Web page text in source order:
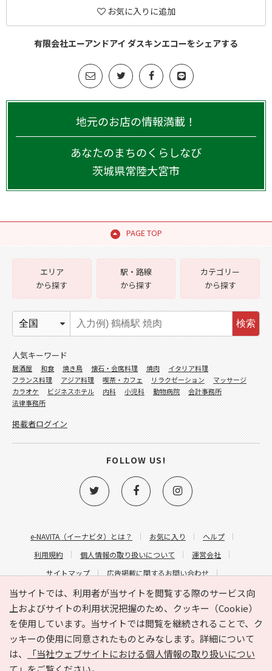
お気に入りに追加
有限会社エーアンドアイ ダスキンエコーをシェアする
地元のお店の情報満載！
あなたのまちのくらしなび
茨城県常陸大宮市
PAGE TOP
当サイトでは、利用者が当サイトを閲覧する際のサービス向
上およびサイトの利用状況把握のため、クッキー（Cookie）
を使用しています。当サイトでは閲覧を継続されることで、ク
ッキーの使用に同意されたものとみなします。詳細について
は、
「当社ウェブサイトにおける個人情報の取り扱いについ
e-NAVITA（イーナビタ）とは？ お気に入り
ヘルプ
利用規約
個人情報の取り扱いについて
運営会社
サイトマップ
広告掲載に関するお問い合わせ
サイトの内容に関するお問い合わせ
エリア
から探す
駅・路線
から探す
カテゴリー
から探す
検索
人気キーワード
居酒屋 和食 焼き鳥 懐石・会席料理 焼肉
イタリア料理
フランス料理
アジア料理 喫茶・カフェ リラクゼーション
マッサージ
カラオケ
ビジネスホテル 内科 小児科 動物病院
会計事務所
法律事務所
掲載者ログイン
FOLLOW US!
Copyright © HYOJITO.Co.,Ltd. All Rights Reserved.